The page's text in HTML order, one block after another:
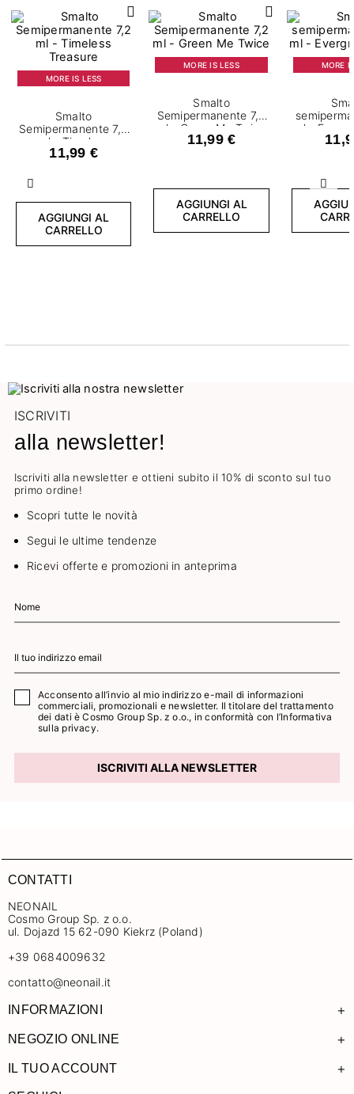
Precedente
MORE IS LESS
Smalto
Semipermanente 7,2
ml - Timeless
Treasure
11,99 €
AGGIUNGI AL
CARRELLO
MORE IS LESS
Smalto
Semipermanente 7,2
ml - Green Me Twice
11,99 €
AGGIUNGI AL
CARRELLO
MORE
ml -
ISCRIVITI
alla newsletter!
Iscriviti alla newsletter e ottieni subito il 10% di sconto sul tuo
primo ordine!
Scopri tutte le novità
Segui le ultime tendenze
Ricevi offerte e promozioni in anteprima
Acconsento all’invio al mio indirizzo e-mail di informazioni
commerciali, promozionali e newsletter. Il titolare del trattamento
dei dati è Cosmo Group Sp. z o.o., in conformità con l’Informativa
sulla privacy.
ISCRIVITI ALLA NEWSLETTER
CONTATTI
NEONAIL
Cosmo Group Sp. z o.o.
ul. Dojazd 15 62-090 Kiekrz (Poland)
+39 0684009632
contatto@neonail.it
INFORMAZIONI +
NEGOZIO ONLINE +
IL TUO ACCOUNT +